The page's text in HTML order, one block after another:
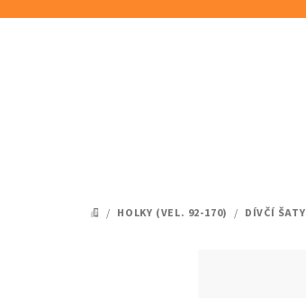
DOMŮ
/ HOLKY (VEL. 92-170) / DÍVČÍ ŠATY